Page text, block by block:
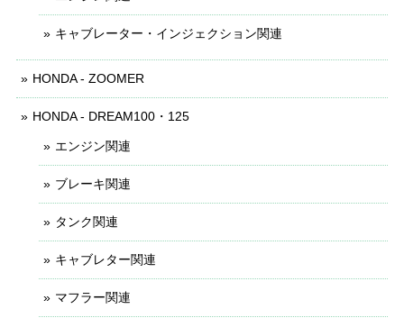
キャブレーター・インジェクション関連
HONDA - ZOOMER
HONDA - DREAM100・125
エンジン関連
ブレーキ関連
タンク関連
キャブレター関連
マフラー関連